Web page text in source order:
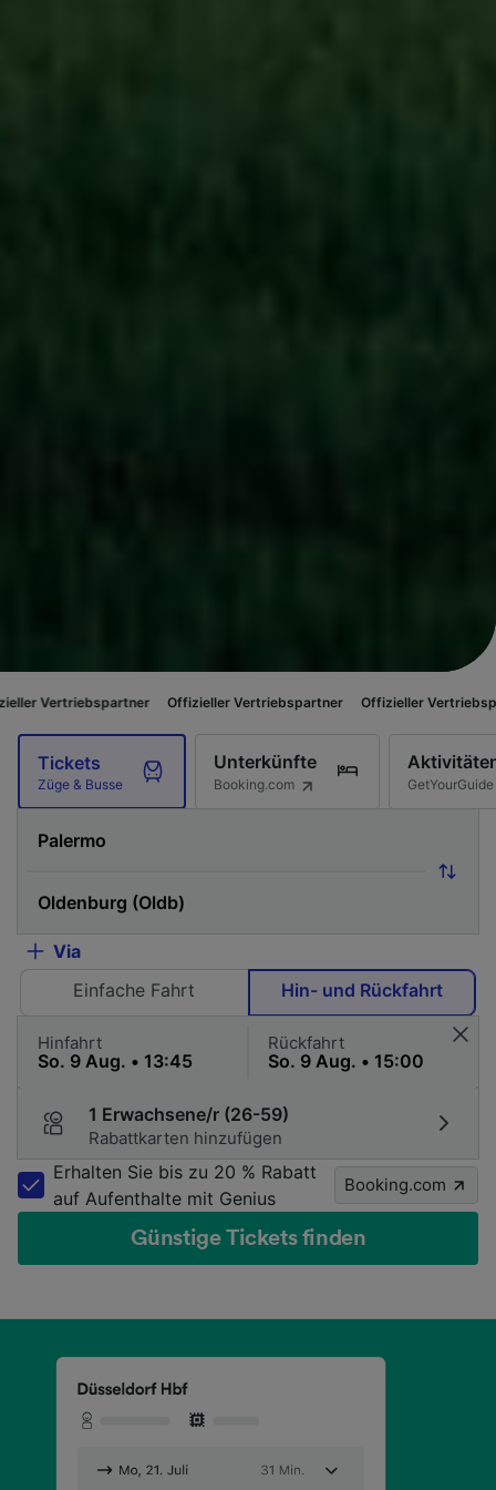
Offizieller Vertriebspartner Offizieller Vertriebspartner
Tickets
Züge & Busse
Unterkünfte
Booking.com GetYourGuide
Via
Einfache Fahrt
Hin- und Rückfahrt
Hinfahrt Rückfahrt
1 Erwachsene/r (26-59)
Rabattkarten hinzufügen
Erhalten Sie bis zu 20 % Rabatt
auf Aufenthalte mit Genius
Booking.com
Günstige Tickets finden